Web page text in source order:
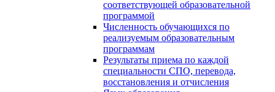
соответствующей образовательной
программой
Численность обучающихся по
реализуемым образовательным
программам
Результаты приема по каждой
специальности СПО, перевода,
восстановления и отчисления